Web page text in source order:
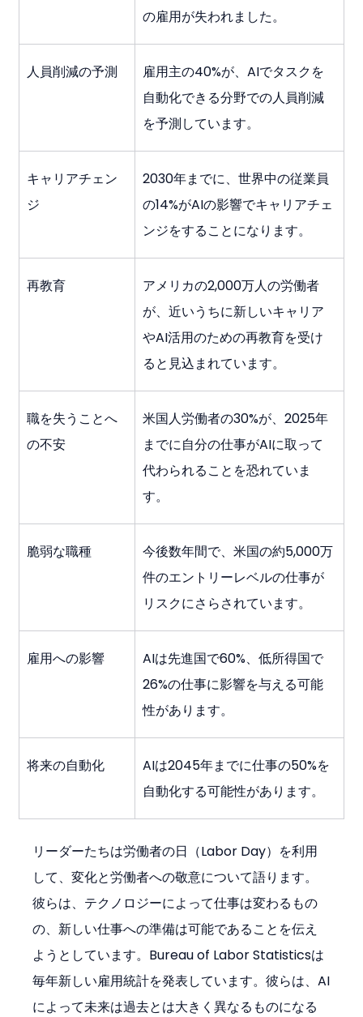
の雇用が失われました。
人員削減の予測
雇用主の40%が、AIでタスクを
自動化できる分野での人員削減
を予測しています。
キャリアチェン
ジ
2030年までに、世界中の従業員
の14%がAIの影響でキャリアチェ
ンジをすることになります。
再教育
アメリカの2,000万人の労働者
が、近いうちに新しいキャリア
やAI活用のための再教育を受け
ると見込まれています。
職を失うことへ
の不安
米国人労働者の30%が、2025年
までに自分の仕事がAIに取って
代わられることを恐れていま
す。
脆弱な職種
今後数年間で、米国の約5,000万
件のエントリーレベルの仕事が
リスクにさらされています。
雇用への影響
AIは先進国で60%、低所得国で
26%の仕事に影響を与える可能
性があります。
将来の自動化
AIは2045年までに仕事の50%を
自動化する可能性があります。
リーダーたちは労働者の日（Labor Day）を利用
して、変化と労働者への敬意について語ります。
彼らは、テクノロジーによって仕事は変わるもの
の、新しい仕事への準備は可能であることを伝え
ようとしています。Bureau of Labor Statisticsは
毎年新しい雇用統計を発表しています。彼らは、AI
によって未来は過去とは大きく異なるものになる